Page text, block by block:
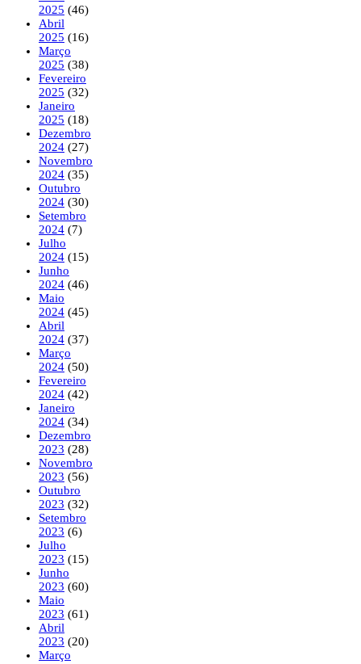
2025 (46)
Abril
2025 (16)
Março
2025 (38)
Fevereiro
2025 (32)
Janeiro
2025 (18)
Dezembro
2024 (27)
Novembro
2024 (35)
Outubro
2024 (30)
Setembro
2024 (7)
Julho
2024 (15)
Junho
2024 (46)
Maio
2024 (45)
Abril
2024 (37)
Março
2024 (50)
Fevereiro
2024 (42)
Janeiro
2024 (34)
Dezembro
2023 (28)
Novembro
2023 (56)
Outubro
2023 (32)
Setembro
2023 (6)
Julho
2023 (15)
Junho
2023 (60)
Maio
2023 (61)
Abril
2023 (20)
Março